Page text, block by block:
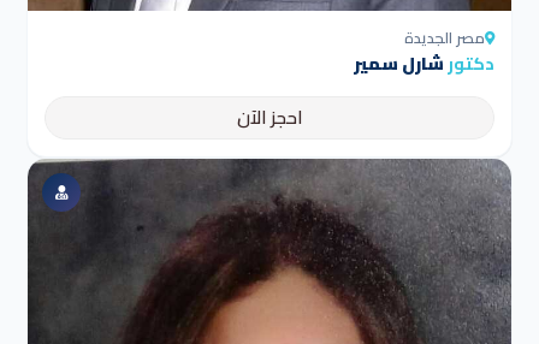
مصر الجديدة
دكتورشارل سمير
احجز الآن